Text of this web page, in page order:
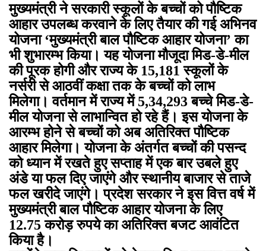
मुख्यमंत्री ने सरकारी स्कूलों के बच्चों को पौष्टिक
आहार उपलब्ध करवाने के लिए तैयार की गई अभिनव
योजना ‘मुख्यमंत्री बाल पौष्टिक आहार योजना’ का
भी शुभारम्भ किया। यह योजना मौजूदा मिड-डे-मील
की पूरक होगी और राज्य के 15,181 स्कूलों के
नर्सरी से आठवीं कक्षा तक के बच्चों को लाभ
मिलेगा। वर्तमान में राज्य में 5,34,293 बच्चे मिड-डे-
मील योजना से लाभान्वित हो रहे हैं। इस योजना के
आरम्भ होने से बच्चों को अब अतिरिक्त पौष्टिक
आहार मिलेगा। योजना के अंतर्गत बच्चों की पसन्द
को ध्यान में रखते हुए सप्ताह में एक बार उबले हुए
अंडे या फल दिए जाएंगे और स्थानीय बाजार से ताजे
फल खरीदे जाएंगे। प्रदेश सरकार ने इस वित्त वर्ष में
मुख्यमंत्री बाल पौष्टिक आहार योजना के लिए
12.75 करोड़ रुपये का अतिरिक्त बजट आवंटित
किया है।